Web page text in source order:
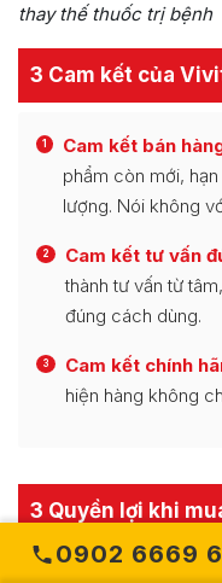
thay thế thuốc trị bệnh
3 Cam kết của
1 Cam kết bán
phẩm còn mới,
lượng. Nói không
2 Cam kết tư vấn
thành tư vấn từ
đúng cách dùng.
3 Cam kết chính
hiện hàng không
3 Quyền lợi khi
0902 6669